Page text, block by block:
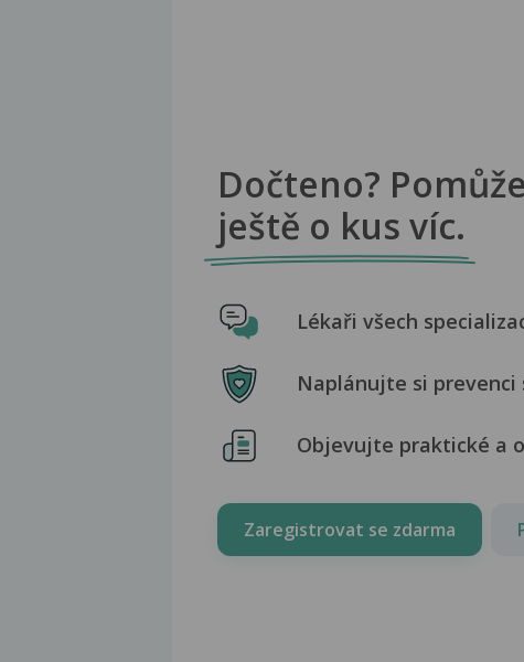
Dočteno?
ještě o kus víc.
Lékaři všech
Naplánujte si
Objevujte praktické a
Zaregistrovat se zdarma